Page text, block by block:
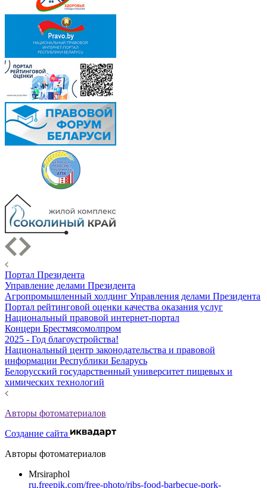
Портал Президента
Управление делами Президента
Агропромышленный холдинг Управления делами Президента
Портал рейтинговой оценки качества оказания услуг
Национальный правовой интернет-портал
Концерн Брестмясомолпром
2025 - Год благоустройства!
Национальный центр законодательства и правовой
информации Республики Беларусь
Белорусский государственный университет пищевых и
химических технологий
Авторы фотоматериалов
Создание сайта
Авторы фотоматериалов
Mrsiraphol
ru.freepik.com/free-photo/ribs-food-barbecue-pork-